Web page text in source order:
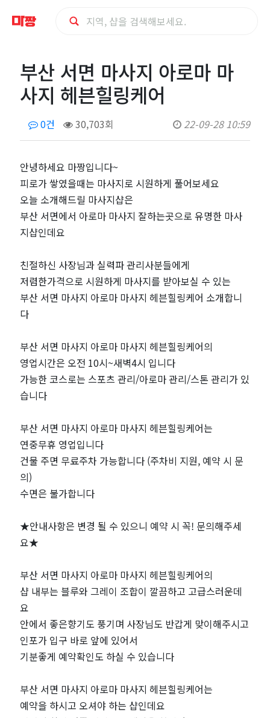
산
면
마
사
지
아
로
마
마
사
지
헤
븐
힐
링
케
어
｜
근
처
인
부산 서면 마사지 아로마 마
사지 헤븐힐링케어
0건 30,703회 22-09-28 10:59
안녕하세요 마짱입니다~
피로가 쌓였을때는 마사지로 시원하게 풀어보세요
오늘 소개해드릴 마사지샵은
부산 서면에서 아로마 마사지 잘하는곳으로 유명한 마사
지샵인데요
친절하신 사장님과 실력파 관리사분들에게
저렴한가격으로 시원하게 마사지를 받아보실 수 있는
부산 서면 마사지 아로마 마사지 헤븐힐링케어 소개합니
다
부산 서면 마사지 아로마 마사지 헤븐힐링케어의
영업시간은 오전 10시~새벽4시 입니다
가능한 코스로는 스포츠 관리/아로마 관리/스톤 관리가 있
습니다
부산 서면 마사지 아로마 마사지 헤븐힐링케어는
연중무휴 영업입니다
건물 주면 무료주차 가능합니다 (주차비 지원, 예약 시 문
의)
수면은 불가합니다
★안내사항은 변경 될 수 있으니 예약 시 꼭! 문의해주세
요★
부산 서면 마사지 아로마 마사지 헤븐힐링케어의
샵 내부는 블루와 그레이 조합이 깔끔하고 고급스러운데
요
안에서 좋은향기도 풍기며 사장님도 반갑게 맞이해주시고
인포가 입구 바로 앞에 있어서
기분좋게 예약확인도 하실 수 있습니다
부산 서면 마사지 아로마 마사지 헤븐힐링케어는
예약을 하시고 오셔야 하는 샵인데요